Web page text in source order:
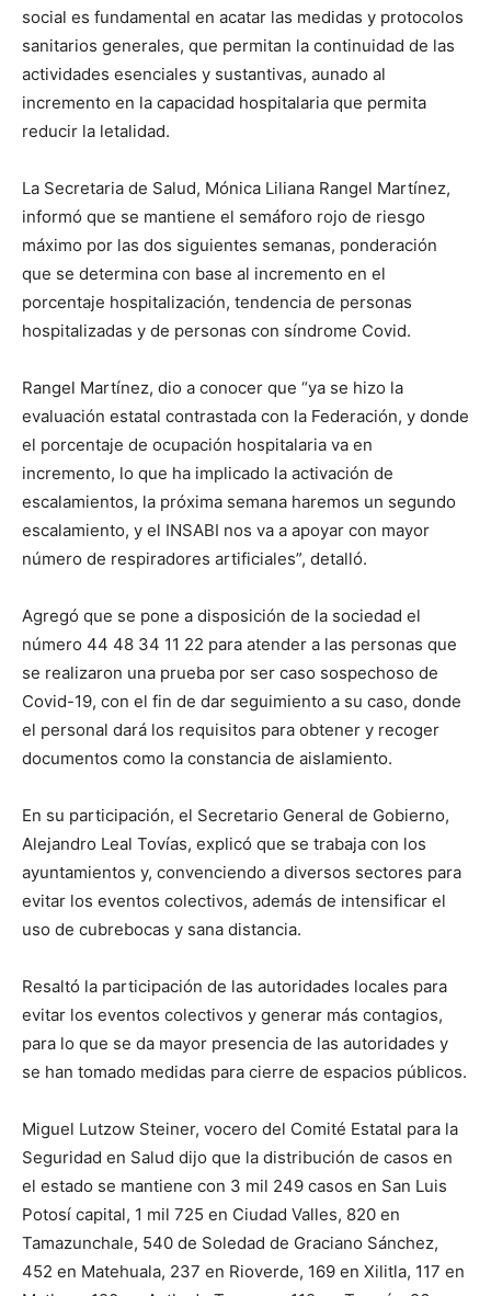
social es fundamental en acatar las medidas y protocolos
sanitarios generales, que permitan la continuidad de las
actividades esenciales y sustantivas, aunado al
incremento en la capacidad hospitalaria que permita
reducir la letalidad.
La Secretaria de Salud, Mónica Liliana Rangel Martínez,
informó que se mantiene el semáforo rojo de riesgo
máximo por las dos siguientes semanas, ponderación
que se determina con base al incremento en el
porcentaje hospitalización, tendencia de personas
hospitalizadas y de personas con síndrome Covid.
Rangel Martínez, dio a conocer que “ya se hizo la
evaluación estatal contrastada con la Federación, y donde
el porcentaje de ocupación hospitalaria va en
incremento, lo que ha implicado la activación de
escalamientos, la próxima semana haremos un segundo
escalamiento, y el INSABI nos va a apoyar con mayor
número de respiradores artificiales”, detalló.
Agregó que se pone a disposición de la sociedad el
número 44 48 34 11 22 para atender a las personas que
se realizaron una prueba por ser caso sospechoso de
Covid-19, con el fin de dar seguimiento a su caso, donde
el personal dará los requisitos para obtener y recoger
documentos como la constancia de aislamiento.
En su participación, el Secretario General de Gobierno,
Alejandro Leal Tovías, explicó que se trabaja con los
ayuntamientos y, convenciendo a diversos sectores para
evitar los eventos colectivos, además de intensificar el
uso de cubrebocas y sana distancia.
Resaltó la participación de las autoridades locales para
evitar los eventos colectivos y generar más contagios,
para lo que se da mayor presencia de las autoridades y
se han tomado medidas para cierre de espacios públicos.
Miguel Lutzow Steiner, vocero del Comité Estatal para la
Seguridad en Salud dijo que la distribución de casos en
el estado se mantiene con 3 mil 249 casos en San Luis
Potosí capital, 1 mil 725 en Ciudad Valles, 820 en
Tamazunchale, 540 de Soledad de Graciano Sánchez,
452 en Matehuala, 237 en Rioverde, 169 en Xilitla, 117 en